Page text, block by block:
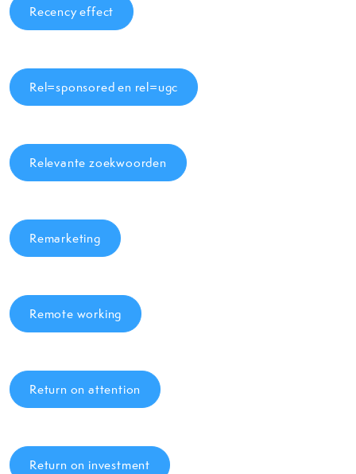
Recency effect
Rel=sponsored en rel=ugc
Relevante zoekwoorden
Remarketing
Remote working
Return on attention
Return on investment